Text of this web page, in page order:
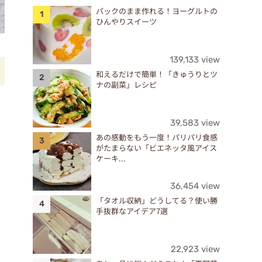
パックのまま作れる！ヨーグルトの
ひんやりスイーツ
139,133 view
和えるだけで簡単！「きゅうりとツ
ナの副菜」レシピ
39,583 view
あの感動をもう一度！パリパリ食感
がたまらない「ビエネッタ風アイス
ケーキ...
36,454 view
「タオル収納」どうしてる？使い勝
手抜群なアイデア7選
22,923 view